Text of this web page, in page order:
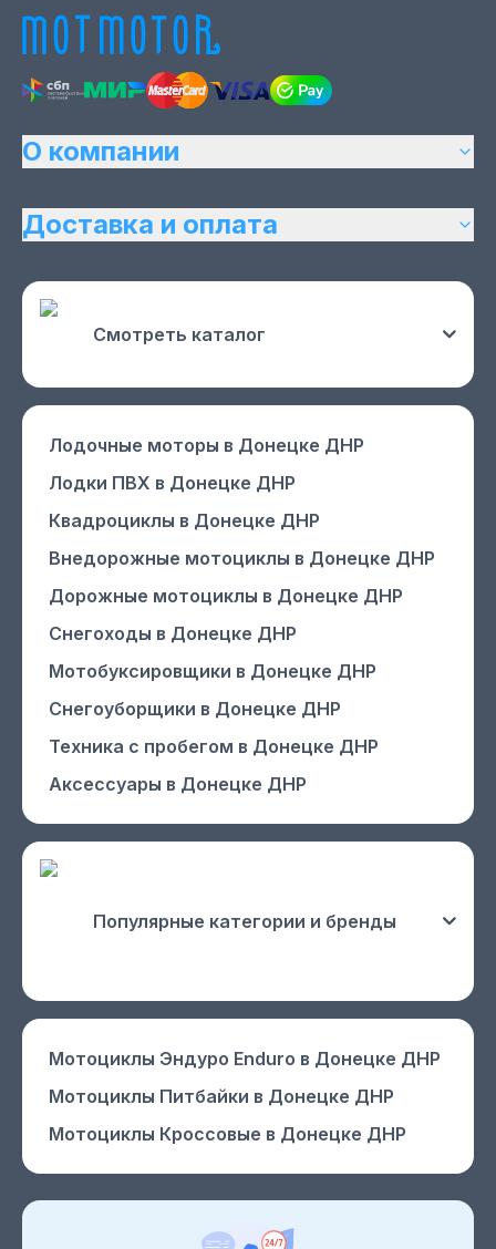
О компании
Доставка и оплата
Смотреть каталог
Лодочные моторы в Донецке ДНР
Лодки ПВХ в Донецке ДНР
Квадроциклы в Донецке ДНР
Внедорожные мотоциклы в Донецке ДНР
Дорожные мотоциклы в Донецке ДНР
Снегоходы в Донецке ДНР
Мотобуксировщики в Донецке ДНР
Снегоуборщики в Донецке ДНР
Техника с пробегом в Донецке ДНР
Аксессуары в Донецке ДНР
Популярные категории и бренды
Мотоциклы Эндуро Enduro в Донецке ДНР
Мотоциклы Питбайки в Донецке ДНР
Мотоциклы Кроссовые в Донецке ДНР